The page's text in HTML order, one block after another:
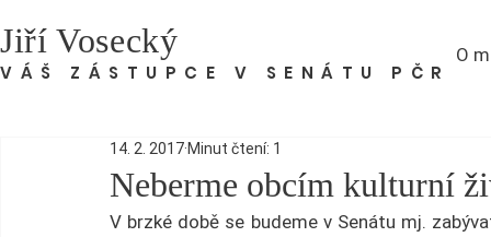
Jiří Vosecký
VÁŠ ZÁSTUPCE V SENÁTU PČR
O
Neberme obcím kulturní
14. 2. 2017 Minut čtení: 1
V brzké době se budeme v Senátu mj.